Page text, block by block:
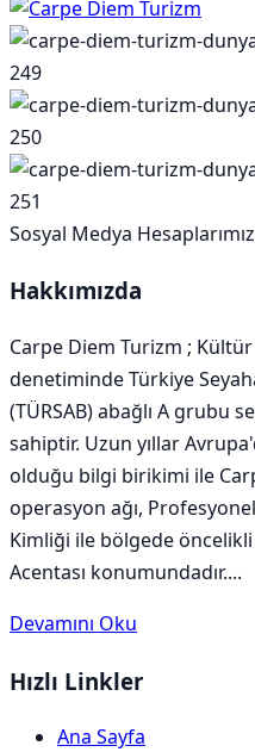
Sosyal Medya Hesaplarımız
Hakkımızda
Carpe Diem Turizm ; Kültür
denetiminde Türkiye
(TÜRSAB) abağlı A grubu
sahiptir. Uzun yıllar
olduğu bilgi birikimi ile
operasyon ağı,
Kimliği ile bölgede
Acentası konumundadır....
Devamını Oku
Hızlı Linkler
Ana Sayfa